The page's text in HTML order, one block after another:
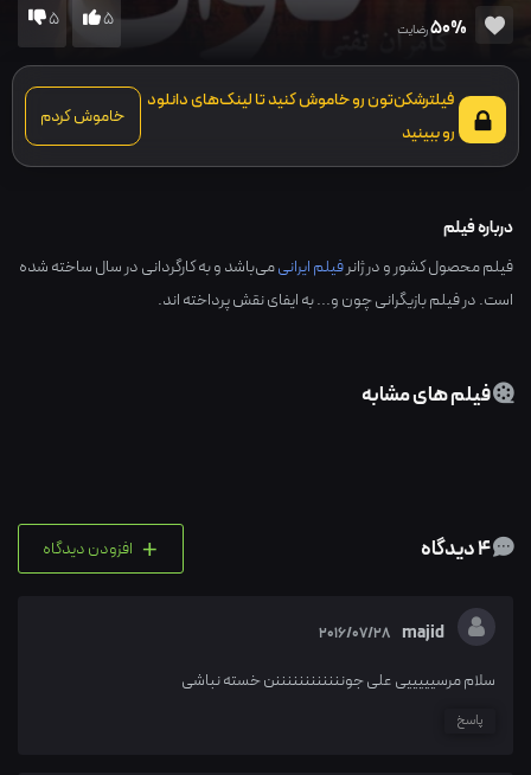
50%رضایت 5
5
فیلترشکن‌تون رو خاموش کنید تا لینک‌های دانلود
رو ببینید
خاموش کردم
درباره فیلم
فیلم محصول کشور و در ژانرفیلم ایرانیمی‌باشد و به کارگردانی در سال ساخته شده
است. در فیلم بازیگرانی چون و... به ایفای نقش پرداخته اند.
فیلم های مشابه
+ افزودن دیدگاه
majid
2016/07/28
سلام مرسیییییی علی جوننننننننننننن خسته نباشی
پاسخ